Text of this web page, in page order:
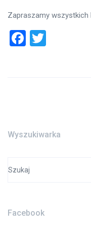
Zapraszamy wszystkich
Facebook
Wyszukiwarka
for:
Facebook